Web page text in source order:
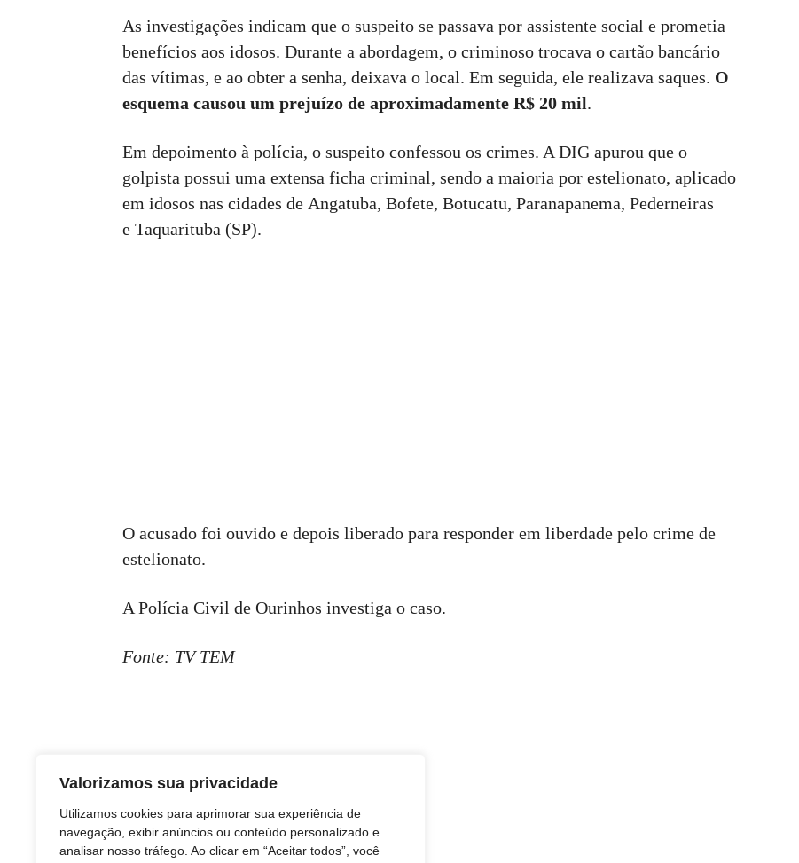
Valorizamos sua privacidade
Utilizamos cookies para aprimorar sua experiência de
navegação, exibir anúncios ou conteúdo personalizado e
analisar nosso tráfego. Ao clicar em “Aceitar todos”, você
As investigações indicam que o suspeito se passava por assistente social e prometia
benefícios aos idosos. Durante a abordagem, o criminoso trocava o cartão bancário
das vítimas, e ao obter a senha, deixava o local. Em seguida, ele realizava saques. O
esquema causou um prejuízo de aproximadamente R$ 20 mil.
Em depoimento à polícia, o suspeito confessou os crimes. A DIG apurou que o
golpista possui uma extensa ficha criminal, sendo a maioria por estelionato, aplicado
em idosos nas cidades de Angatuba, Bofete, Botucatu, Paranapanema, Pederneiras
e Taquarituba (SP).
O acusado foi ouvido e depois liberado para responder em liberdade pelo crime de
estelionato.
A Polícia Civil de Ourinhos investiga o caso.
Fonte: TV TEM